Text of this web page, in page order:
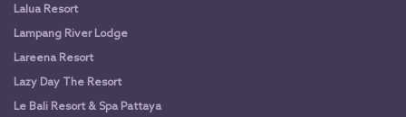
Lalua Resort
Lampang River Lodge
Lareena Resort
Lazy Day The Resort
Le Bali Resort & Spa Pattaya